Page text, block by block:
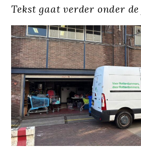
Tekst gaat verder onder